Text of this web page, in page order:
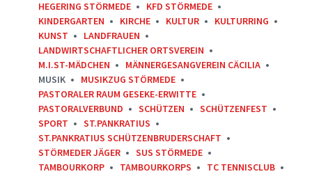
HEGERING STÖRMEDE
KFD STÖRMEDE
KINDERGARTEN
KIRCHE KULTUR
KULTURRING
KUNST
LANDFRAUEN
LANDWIRTSCHAFTLICHER ORTSVEREIN
M.I.ST-MÄDCHEN
MÄNNERGESANGVEREIN CÄCILIA
MUSIK
MUSIKZUG STÖRMEDE
PASTORALER RAUM GESEKE-ERWITTE
PASTORALVERBUND
SCHÜTZEN
SCHÜTZENFEST
SPORT
ST.PANKRATIUS
ST.PANKRATIUS SCHÜTZENBRUDERSCHAFT
STÖRMEDER JÄGER
SUS STÖRMEDE
TAMBOURKORP
TAMBOURKORPS
TC TENNISCLUB